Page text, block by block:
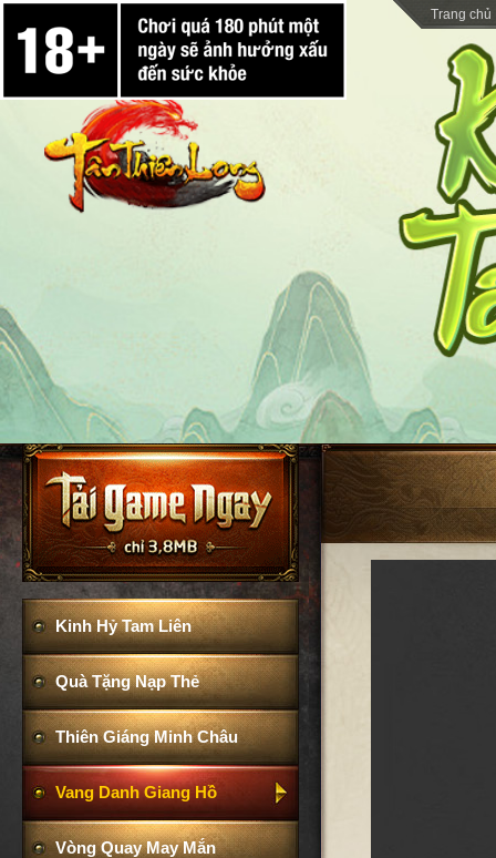
Trang chủ
Kinh Hỷ Tam Liên
Quà Tặng Nạp Thẻ
Thiên Giáng Minh Châu
Vang Danh Giang Hồ
Vòng Quay May Mắn